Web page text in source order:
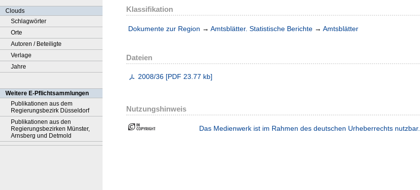
Clouds
Schlagwörter
Orte
Autoren / Beteiligte
Verlage
Jahre
Weitere E-Pflichtsammlungen
Publikationen aus dem
Regierungsbezirk Düsseldorf
Publikationen aus den
Regierungsbezirken Münster,
Arnsberg und Detmold
Klassifikation
Dokumente zur Region → Amtsblätter. Statistische Berichte → Amtsblätter
Dateien
2008/36 [PDF 23.77 kb]
Nutzungshinweis
Das Medienwerk ist im Rahmen des deutschen Urheberrechts nutzbar.